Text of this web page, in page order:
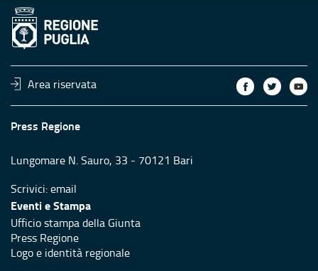
Area riservata
Press Regione
Lungomare N. Sauro, 33 - 70121 Bari
Scrivici:email
Eventi e Stampa
Ufficio stampa della Giunta
Press Regione
Logo e identità regionale